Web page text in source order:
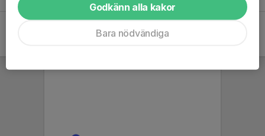
Godkänn alla kakor
Bara nödvändiga